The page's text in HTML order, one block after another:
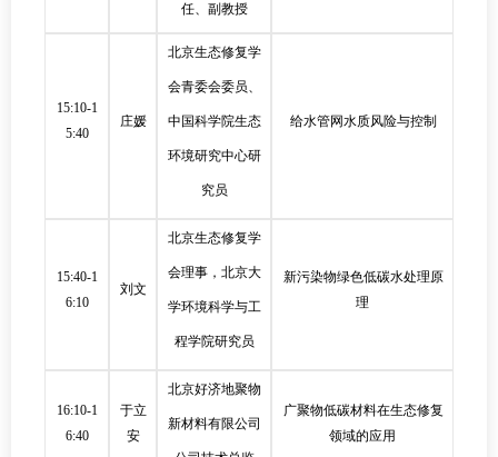
任、副教授
15:10-1
5:40
庄媛
北京生态修复学
会青委会委员、
中国科学院生态
环境研究中心研
究员
给水管网水质风险与控制
15:40-1
6:10
刘文
北京生态修复学
会理事，北京大
学环境科学与工
程学院研究员
新污染物绿色低碳水处理原
理
16:10-1
6:40
于立
安
北京好济地聚物
新材料有限公司
广聚物低碳材料在生态修复
领域的应用